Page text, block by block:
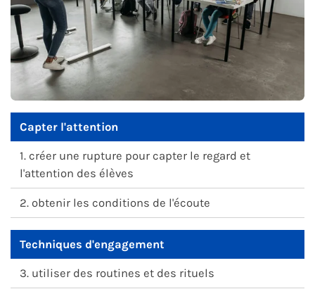
Capter l'attention
1. créer une rupture pour capter le regard et
l'attention des élèves
2. obtenir les conditions de l'écoute
Techniques d'engagement
3. utiliser des routines et des rituels